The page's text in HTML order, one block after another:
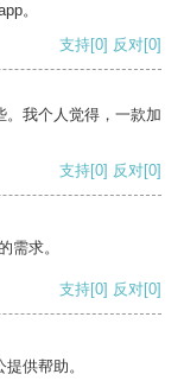
。
支持[0] 反对[0]
。我个人觉得，一款加
支持[0] 反对[0]
需求。
支持[0] 反对[0]
供帮助。